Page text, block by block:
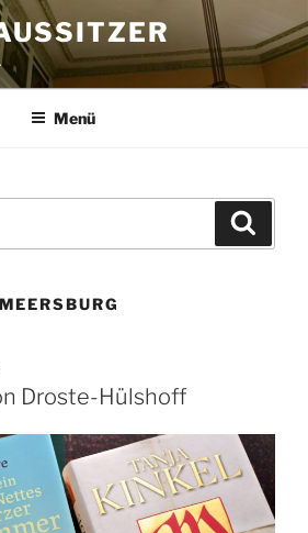
Menü
MEERSBURG
Droste-Hülshoff